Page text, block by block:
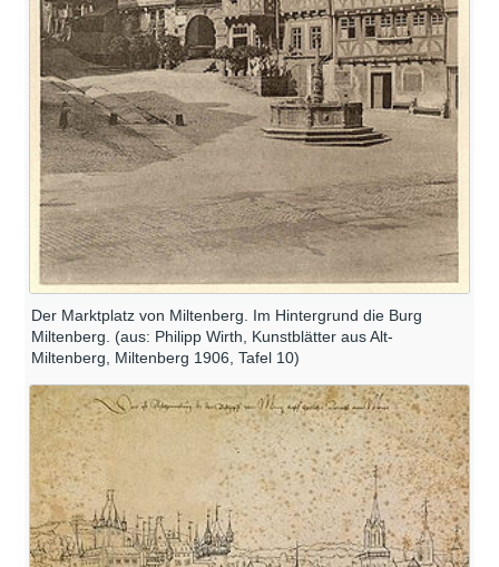
Der Marktplatz von Miltenberg. Im Hintergrund die Burg
Miltenberg. (aus: Philipp Wirth, Kunstblätter aus Alt-
Miltenberg, Miltenberg 1906, Tafel 10)